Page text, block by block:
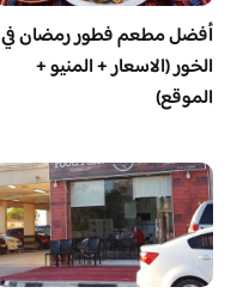
أفضل مطعم فطور رمضان في
الخور (الاسعار + المنيو +
الموقع)